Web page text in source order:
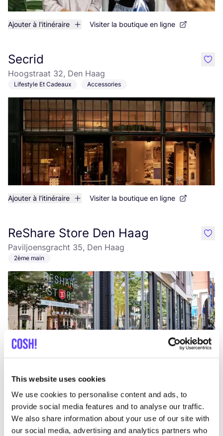
This website uses cookies
We use cookies to personalise content and ads, to
provide social media features and to analyse our traffic.
We also share information about your use of our site with
our social media, advertising and analytics partners who
Ajouter à l'itinéraire Visiter la boutique en ligne
Secrid
Hoogstraat 32, Den Haag
Lifestyle Et Cadeaux Accessories
Ajouter à l'itinéraire Visiter la boutique en ligne
like
ReShare Store Den Haag
Paviljoensgracht 35, Den Haag
2ème main
like
Fashion Library Zest
2ème main Vêtements